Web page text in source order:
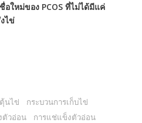
อใหม่ของ PCOS ที่ไม่ได้มีแค่
ไข่
นไข่
กระบวนการเก็บไข่
ตัวอ่อน
การแช่แข็งตัวอ่อน